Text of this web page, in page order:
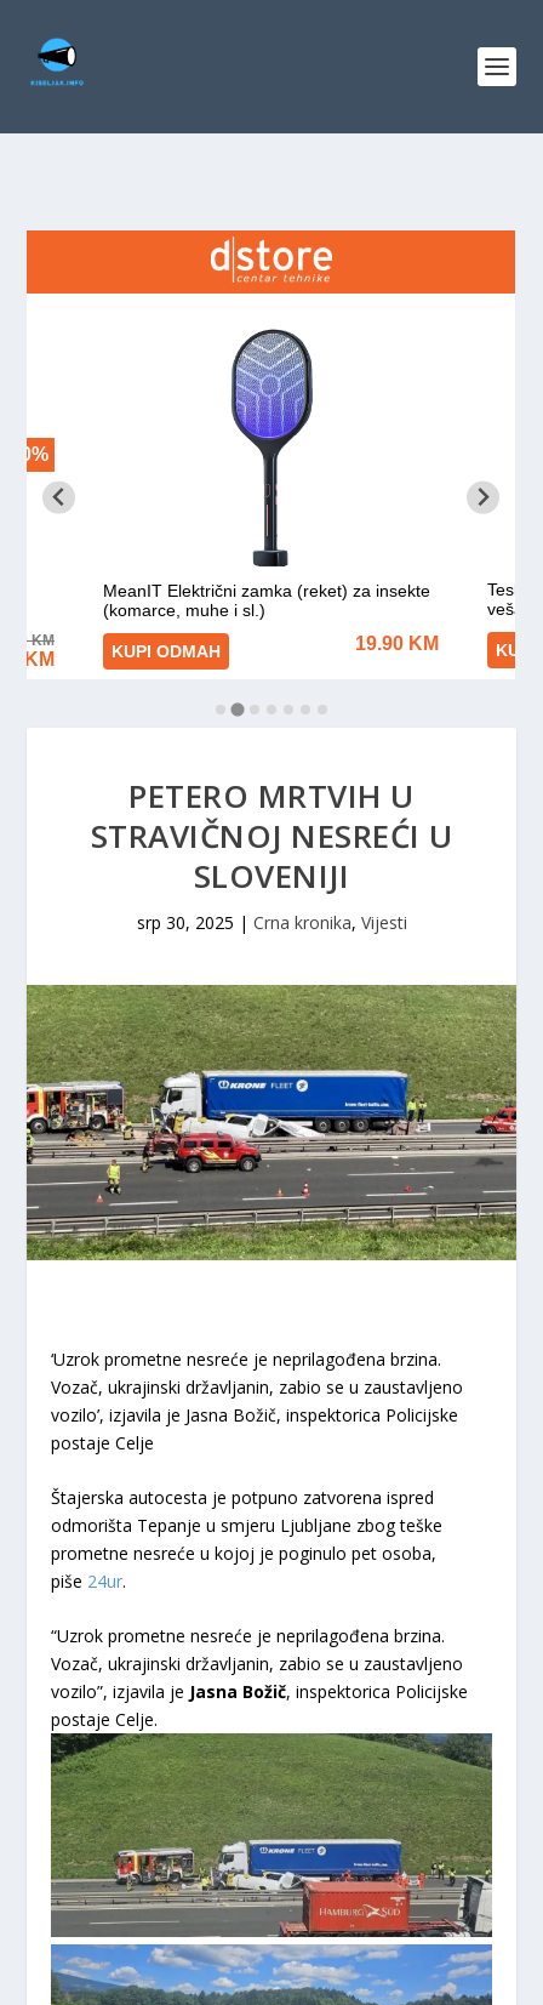
PETERO MRTVIH U
STRAVIČNOJ NESREĆI U
SLOVENIJI
srp 30, 2025 | Crna kronika, Vijesti
‘Uzrok prometne nesreće je neprilagođena brzina.
Vozač, ukrajinski državljanin, zabio se u zaustavljeno
vozilo’, izjavila je Jasna Božič, inspektorica Policijske
postaje Celje
Štajerska autocesta je potpuno zatvorena ispred
odmorišta Tepanje u smjeru Ljubljane zbog teške
prometne nesreće u kojoj je poginulo pet osoba,
piše 24ur.
“Uzrok prometne nesreće je neprilagođena brzina.
Vozač, ukrajinski državljanin, zabio se u zaustavljeno
vozilo”, izjavila je Jasna Božič, inspektorica Policijske
postaje Celje.